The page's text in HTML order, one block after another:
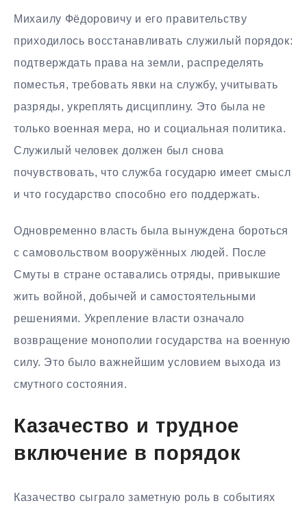
Михаилу Фёдоровичу и его правительству
приходилось восстанавливать служилый порядок:
подтверждать права на земли, распределять
поместья, требовать явки на службу, учитывать
разряды, укреплять дисциплину. Это была не
только военная мера, но и социальная политика.
Служилый человек должен был снова
почувствовать, что служба государю имеет смысл
и что государство способно его поддержать.
Одновременно власть была вынуждена бороться
с самовольством вооружённых людей. После
Смуты в стране оставались отряды, привыкшие
жить войной, добычей и самостоятельными
решениями. Укрепление власти означало
возвращение монополии государства на военную
силу. Это было важнейшим условием выхода из
смутного состояния.
Казачество и трудное
включение в порядок
Казачество сыграло заметную роль в событиях